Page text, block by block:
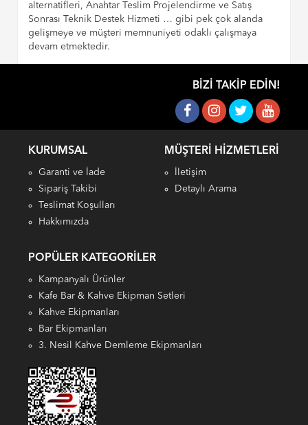
alternatifleri, Anahtar Teslim Projelendirme ve Satış
Sonrası Teknik Destek Hizmeti … gibi pek çok alanda
gelişmeye ve müşteri memnuniyeti odaklı çalışmaya
devam etmektedir.
BIZI TAKIP EDIN!
KURUMSAL
Garanti ve İade
Sipariş Takibi
Teslimat Koşulları
Hakkımızda
MÜŞTERI HIZMETLERI
İletişim
Detaylı Arama
POPÜLER KATEGORILER
Kampanyalı Ürünler
Kafe Bar & Kahve Ekipman Setleri
Kahve Ekipmanları
Bar Ekipmanları
3. Nesil Kahve Demleme Ekipmanları